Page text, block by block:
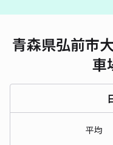
青森県弘前市
車
平均